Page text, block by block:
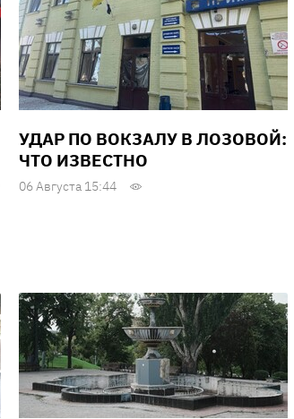
УДАР ПО ВОКЗАЛУ В ЛОЗОВОЙ:
ЧТО ИЗВЕСТНО
06 Августа 15:44